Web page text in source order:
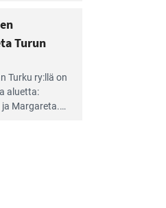
caravan-paik­
sähköä.
Turun
Turku ry:llä on
aluet­ta:
ja Margareta.